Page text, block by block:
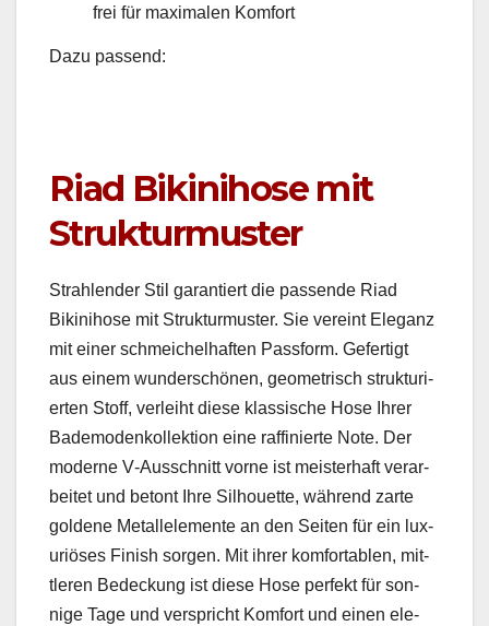
frei für max­i­malen Kom­fort
Dazu passend:
Riad Bikinihose mit
Strukturmuster
Strahlen­der Stil garantiert die passende Riad
Bikini­hose mit Struk­tur­muster. Sie vere­int Ele­ganz
mit ein­er schme­ichel­haften Pass­form. Gefer­tigt
aus einem wun­der­schö­nen, geometrisch struk­turi­
erten Stoff, ver­lei­ht diese klas­sis­che Hose Ihrer
Bade­mod­enkollek­tion eine raf­finierte Note. Der
mod­erne V‑Ausschnitt vorne ist meis­ter­haft ver­ar­
beit­et und betont Ihre Sil­hou­ette, während zarte
gold­ene Met­al­lele­mente an den Seit­en für ein lux­
u­riös­es Fin­ish sor­gen. Mit ihrer kom­fort­ablen, mit­
tleren Bedeck­ung ist diese Hose per­fekt für son­
nige Tage und ver­spricht Kom­fort und einen ele­